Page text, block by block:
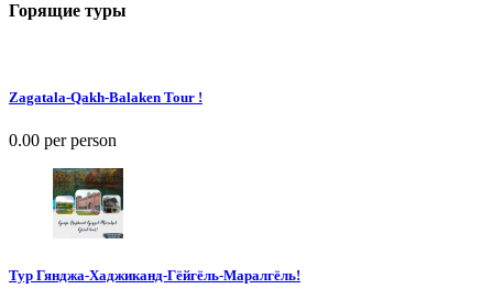
Горящие туры
Zagatala-Qakh-Balaken Tour !
0.00 per person
Тур Гянджа-Хаджиканд-Гёйгёль-Маралгёль!